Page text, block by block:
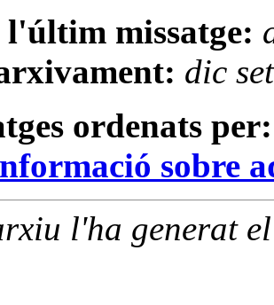
l'últim missatge:
dic
ordenats per:
sobre
l'ha generat